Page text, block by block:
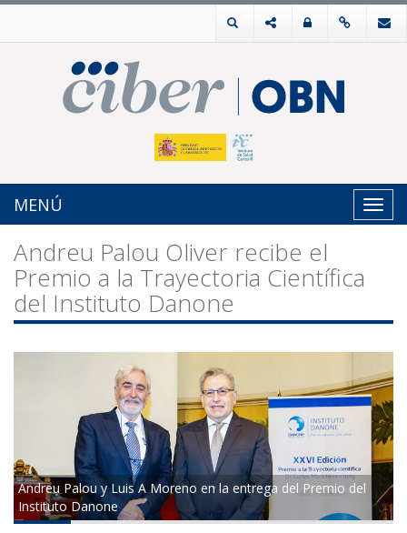
MENÚ
Andreu Palou Oliver recibe el
Premio a la Trayectoria Científica
del Instituto Danone
Andreu Palou y Luis A Moreno en la entrega del Premio del
Instituto Danone